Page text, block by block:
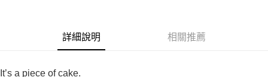
１．透過由恩沛科技股份有限公司提供之「AFTEE先享後付」服務完成之交
易，需依本服務之必要範圍內提供個人資料，並將交易相關給付款項請求債
２．關於個人資料處理事宜，請瀏覽以下網址：
每筆NT$80，滿NT$500(含以上)免運費
詳細說明 相關推薦
It’s a piece of cake.